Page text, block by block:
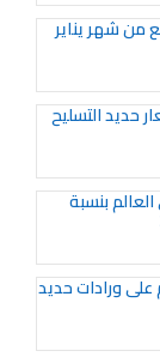
من شهر يناير
حديد التسليح
بنسبة
ورادات حديد